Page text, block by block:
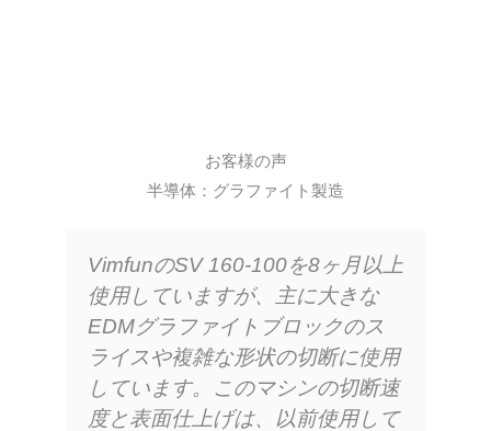
お客様の声
半導体：グラファイト製造
VimfunのSV 160-100を8ヶ月以上
使用していますが、主に大きな
EDMグラファイトブロックのス
ライスや複雑な形状の切断に使用
しています。このマシンの切断速
度と表面仕上げは、以前使用して